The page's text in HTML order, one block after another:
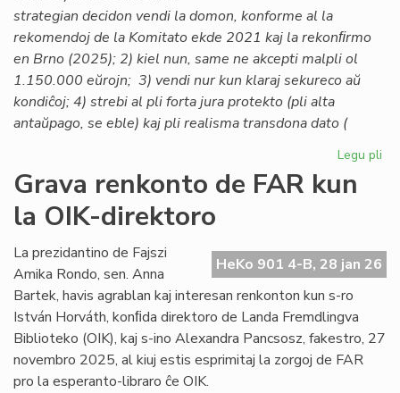
strategian decidon vendi la domon, konforme al la
rekomendoj de la Komitato ekde 2021 kaj la rekonﬁrmo
en Brno (2025); 2) kiel nun, same ne akcepti malpli ol
1.150.000 eŭrojn; 3) vendi nur kun klaraj sekureco aŭ
kondiĉoj; 4) strebi al pli forta jura protekto (pli alta
antaŭpago, se eble) kaj pli realisma transdona dato (
Legu pli
tiel
Grava renkonto de FAR kun
la OIK-direktoro
HeKo 901 4-B, 28 jan 26
La prezidantino de Fajszi
Amika Rondo, sen. Anna
Bartek, havis agrablan kaj interesan renkonton kun s-ro
István Horváth, konﬁda direktoro de Landa Fremdlingva
Biblioteko (OIK), kaj s-ino Alexandra Pancsosz, fakestro, 27
novembro 2025, al kiuj estis esprimitaj la zorgoj de FAR
pro la esperanto-libraro ĉe OIK.